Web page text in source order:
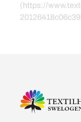
(https://
Kontakta oss